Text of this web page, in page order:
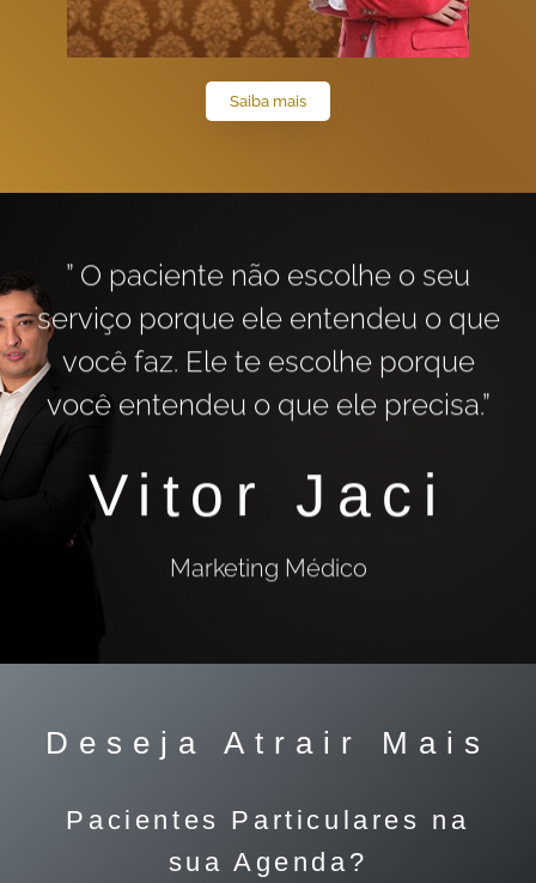
Saiba mais
” O paciente não escolhe o seu
serviço porque ele entendeu o que
você faz. Ele te escolhe porque
você entendeu o que ele precisa.”
Vitor Jaci
Marketing Médico
Deseja Atrair Mais
Pacientes Particulares na
sua Agenda?